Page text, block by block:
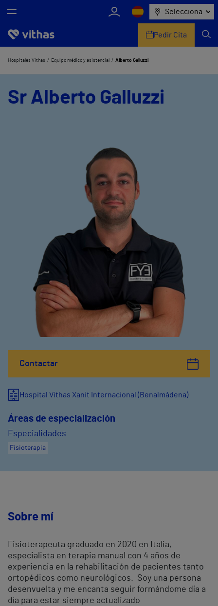
Selecciona
Nosotros
Pedir Cita
Hospitales Vithas Equipo médico y asistencial Alberto Galluzzi
Contactar
Sr Alberto Galluzzi
Hospital Vithas Xanit Internacional (Benalmádena)
Áreas de especialización
Especialidades
Fisioterapia
Sobre mí
Fisioterapeuta graduado en 2020 en Italia,
especialista en terapia manual con 4 años de
experiencia en la rehabilitación de pacientes tanto
ortopédicos como neurológicos. Soy una persona
desenvuelta y me encanta seguir formándome día a
día para estar siempre actualizado